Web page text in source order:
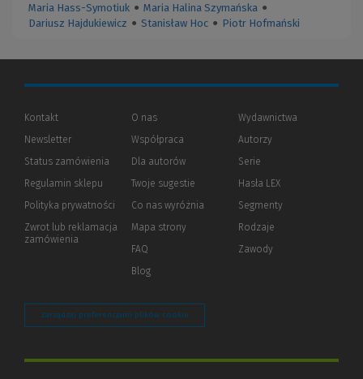
Maria Hass-Symotiuk ● Maria Halina Szymańska ●
Dariusz Hajdukiewicz ● Stanisław Hoc ● Piotr Hofmański
Kontakt
Newsletter
Status zamówienia
Regulamin sklepu
Polityka prywatności (Nowe
(Link
innej
Zwrot lub reklamacja
zamówienia
O nas
Współpraca
Dla autorów(Nowe
(Link
innej
strony)
Twoje sugestie
Co nas wyróżnia
Mapa strony
FAQ
Blog
Wydawnictwa
Autorzy
Serie
Hasła LEX
Segmenty
Rodzaje
Zawody
Zarządzaj preferencjami plików cookie